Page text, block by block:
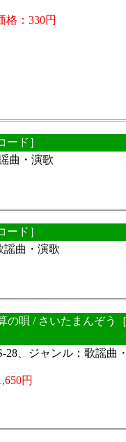
格：330円
ド］
曲・演歌
ド］
謡曲・演歌
の唄 / さいたまんぞう
28、ジャンル：歌謡曲
円